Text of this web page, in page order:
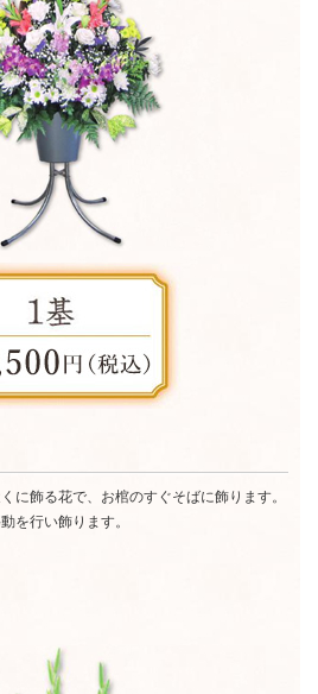
に飾る花で、お棺のすぐそばに飾ります。
を行い飾ります。